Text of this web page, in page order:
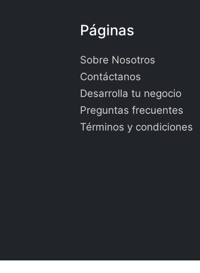
Páginas
Sobre Nosotros
Contáctanos
Desarrolla tu negocio
Preguntas frecuentes
Términos y condiciones